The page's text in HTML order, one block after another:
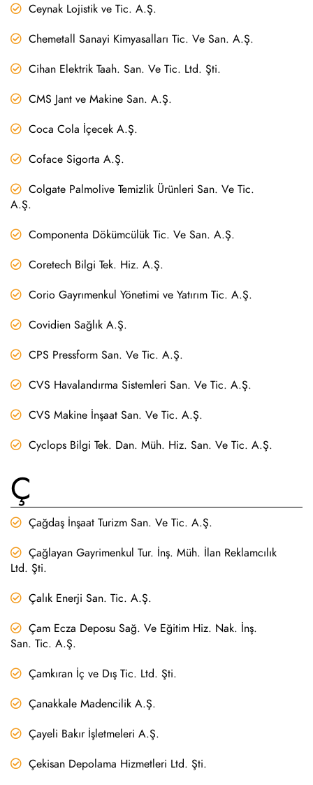
Ceynak Lojistik ve Tic. A.Ş.
Chemetall Sanayi Kimyasalları Tic. Ve San. A.Ş.
Cihan Elektrik Taah. San. Ve Tic. Ltd. Şti.
CMS Jant ve Makine San. A.Ş.
Coca Cola İçecek A.Ş.
Coface Sigorta A.Ş.
Colgate Palmolive Temizlik Ürünleri San. Ve Tic.
A.Ş.
Componenta Dökümcülük Tic. Ve San. A.Ş.
Coretech Bilgi Tek. Hiz. A.Ş.
Corio Gayrımenkul Yönetimi ve Yatırım Tic. A.Ş.
Covidien Sağlık A.Ş.
CPS Pressform San. Ve Tic. A.Ş.
CVS Havalandırma Sistemleri San. Ve Tic. A.Ş.
CVS Makine İnşaat San. Ve Tic. A.Ş.
Cyclops Bilgi Tek. Dan. Müh. Hiz. San. Ve Tic. A.Ş.
Ç
Çağdaş İnşaat Turizm San. Ve Tic. A.Ş.
Çağlayan Gayrimenkul Tur. İnş. Müh. İlan Reklamcılık
Ltd. Şti.
Çalık Enerji San. Tic. A.Ş.
Çam Ecza Deposu Sağ. Ve Eğitim Hiz. Nak. İnş.
San. Tic. A.Ş.
Çamkıran İç ve Dış Tic. Ltd. Şti.
Çanakkale Madencilik A.Ş.
Çayeli Bakır İşletmeleri A.Ş.
Çekisan Depolama Hizmetleri Ltd. Şti.